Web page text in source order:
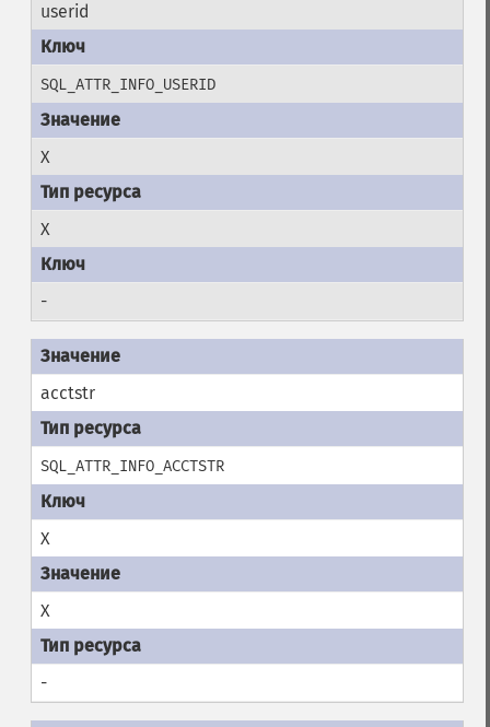
userid
SQL_ATTR_INFO_USERID
X
X
-
acctstr
SQL_ATTR_INFO_ACCTSTR
X
X
-